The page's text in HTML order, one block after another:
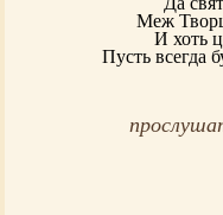
Меж
И хоть
Пусть всегда